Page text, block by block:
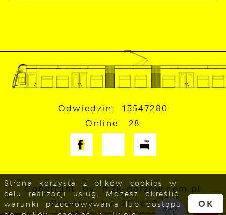
Odwiedzin: 13547280
Online: 28
Copyright by mzk-gorzow.com.pl
Powered by 2ClickPortal
Strona korzysta z plików cookies w
celu realizacji usług. Możesz określić
warunki przechowywania lub dostępu
OK